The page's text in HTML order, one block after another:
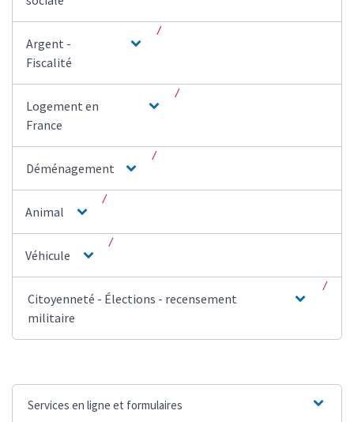
Argent -
Fiscalité
Logement en
France
Déménagement
Animal
Véhicule
Citoyenneté - Élections - recensement
militaire
Services en ligne et formulaires